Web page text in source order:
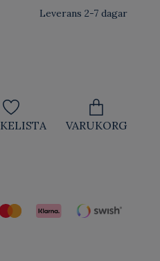
Leverans 2-7 dagar
VARUKORG